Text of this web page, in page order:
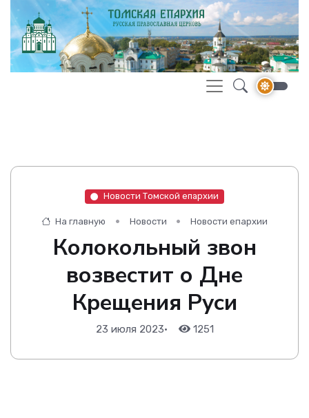
Новости Томской епархии
На главную Новости Новости епархии
Колокольный звон
возвестит о Дне
Крещения Руси
23 июля 2023• 1251